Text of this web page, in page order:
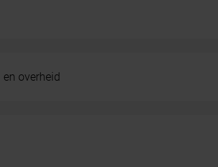
overheid